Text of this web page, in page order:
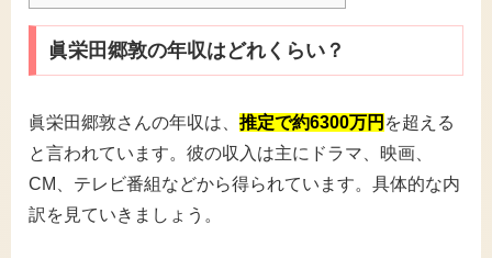
眞栄田郷敦の年収はどれくらい？
眞栄田郷敦さんの年収は、 推定で約6300万円 を超える
と言われています。彼の収入は主にドラマ、映画、
CM、テレビ番組などから得られています。具体的な内
訳を見ていきましょう。